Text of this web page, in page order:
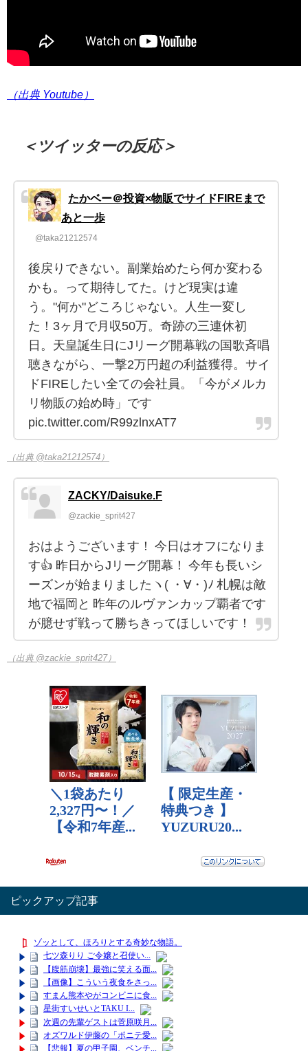
（出典 Youtube）
＜ツイッターの反応＞
たかベー＠投資×物販でサイドFIREまで
あと一歩
@taka21212574
後戻りできない。副業始めたら何か変わる
かも。って期待してた。けど現実は違
う。"何か"どころじゃない。人生一変し
た！3ヶ月で月収50万。奇跡の三連休初
日。天皇誕生日にJリーグ開幕戦の国歌斉唱
聴きながら、一撃2万円超の利益獲得。サイ
ドFIREしたい全ての会社員。「今がメルカ
リ物販の始め時」です
pic.twitter.com/R99zlnxAT7
（出典 @taka21212574）
ZACKY/Daisuke.F
@zackie_sprit427
おはようございます！ 今日はオフになりま
す👍 昨日からJリーグ開幕！ 今年も長いシ
ーズンが始まりましたヽ( ・∀・)ﾉ 札幌は敵
地で福岡と 昨年のルヴァンカップ覇者です
が臆せず戦って勝ちきってほしいです！
（出典 @zackie_sprit427）
ピックアップ記事